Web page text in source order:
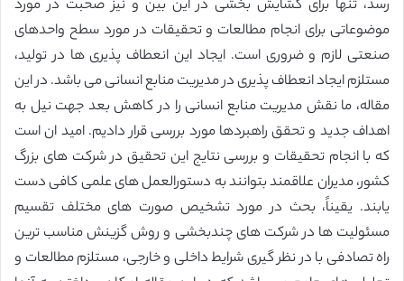
رسد، تنها برای گشایش بخشی در این بین و نیز صحبت در مورد
موضوعاتی برای انجام مطالعات و تحقیقات در مورد سطح واحدهای
صنعتی لازم و ضروری است. ایجاد این انعطاف پذیری ها در تولید،
مستلزم ایجاد انعطاف پذیری در مدیریت منابع انسانی می باشد. در این
مقاله، ما نقش مدیریت منابع انسانی را در کاهش بعد جهت نیل به
اهداف جدید و تحقق راهبردها مورد بررسی قرار دادیم. امید ان است
که با انجام تحقیقات و بررسی نتایج این تحقیق در شرکت های بزرگ
کشور، مدیران علاقمند بتوانند به دستورالعمل های علمی کافی دست
یابند. یقیناً، بحث در مورد تشخیص صورت های مختلف تقسیم
مسئولیت ها در شرکت های چندبخشی و روش گزینش مناسب ترین
راه تصادفی با در نظر گیری شرایط داخلی و خارجی، مستلزم مطالعات و